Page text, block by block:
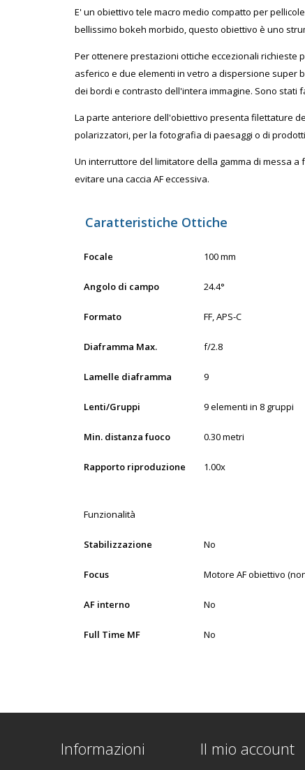
E' un obiettivo tele macro medio compatto per
bellissimo bokeh morbido, questo obiettivo è uno
Per ottenere prestazioni ottiche eccezionali richieste
asferico e due elementi in vetro a dispersione super
dei bordi e contrasto dell'intera immagine. Sono stati
La parte anteriore dell'obiettivo presenta filettature
polarizzatori, per la fotografia di paesaggi o di
Un interruttore del limitatore della gamma di messa
evitare una caccia AF eccessiva.
Caratteristiche Ottiche
Focale 100 mm
Angolo di campo 24.4°
Formato FF, APS-C
Diaframma Max. f/2.8
Lamelle diaframma 9
Lenti/Gruppi 9 elementi in 8 gruppi
Min. distanza fuoco 0.30 metri
Rapporto riproduzione 1.00x
Funzionalità
Stabilizzazione No
Focus Motore AF obiettivo
AF interno No
Full Time MF No
Informazioni Il mio account